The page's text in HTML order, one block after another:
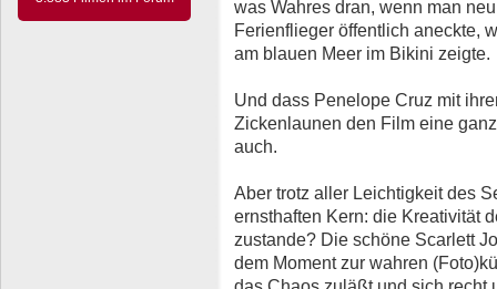
was Wahres dran, wenn man
Ferienflieger öffentlich aneckte,
am blauen Meer im Bikini zeigte.
Und dass Penelope Cruz mit
Zickenlaunen den Film eine
auch.
Aber trotz aller Leichtigkeit des
ernsthaften Kern: die Kreativität
zustande? Die schöne Scarlett
dem Moment zur wahren